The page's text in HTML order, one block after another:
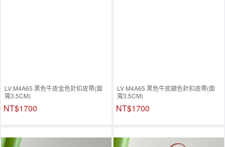
LV M4A65 黑色牛皮金色針扣皮帶(面
寬3.5CM)
NT$1700
LV M4A65 黑色牛皮銀色針扣皮帶(面
寬3.5CM)
NT$1700